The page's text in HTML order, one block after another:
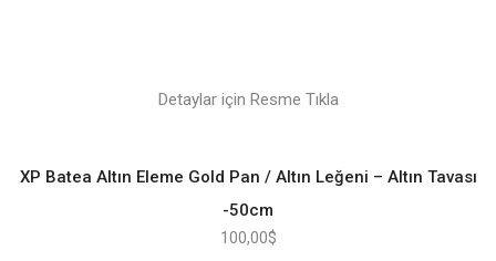
Detaylar için Resme Tıkla
XP Batea Altın Eleme Gold Pan / Altın Leğeni – Altın Tavası
-50cm
100,00$